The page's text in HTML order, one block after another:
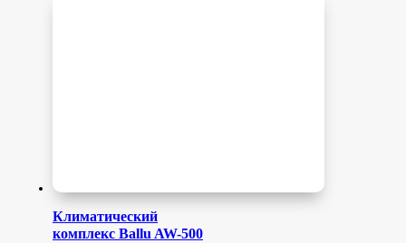
Климатический
комплекс Ballu AW-500